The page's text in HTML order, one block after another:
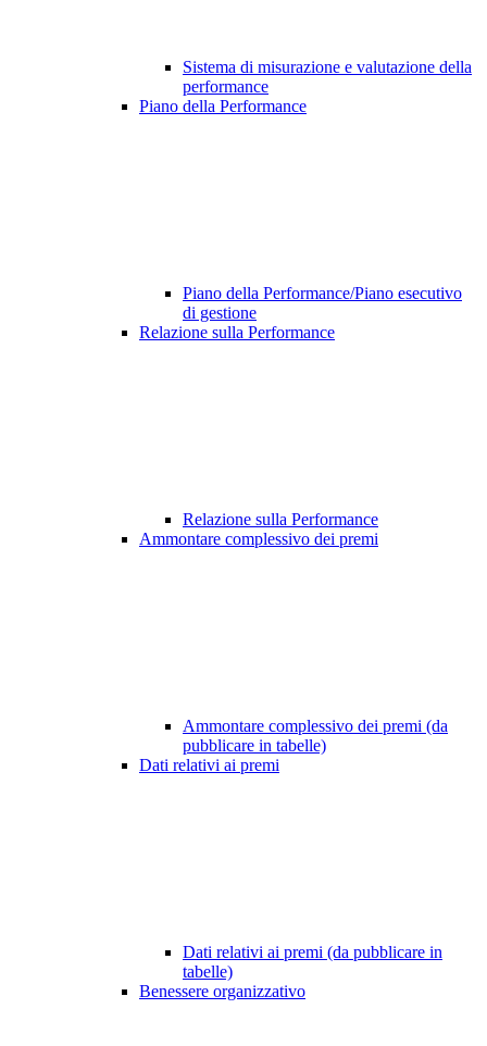
Sistema di misurazione e valutazione della
performance
Piano della Performance
Piano della Performance/Piano esecutivo
di gestione
Relazione sulla Performance
Relazione sulla Performance
Ammontare complessivo dei premi
Ammontare complessivo dei premi (da
pubblicare in tabelle)
Dati relativi ai premi
Dati relativi ai premi (da pubblicare in
tabelle)
Benessere organizzativo